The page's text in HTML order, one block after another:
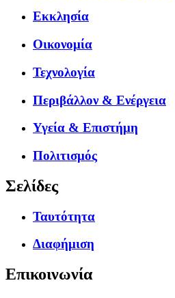
Εκκλησία
Οικονομία
Τεχνολογία
Περιβάλλον & Ενέργεια
Υγεία & Επιστήμη
Πολιτισμός
Σελίδες
Ταυτότητα
Διαφήμιση
Επικοινωνία